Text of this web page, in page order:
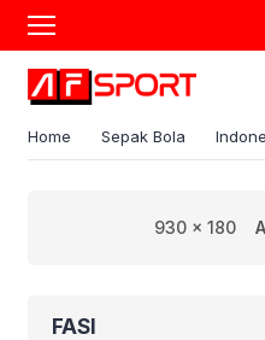
Home Sepak Bola
930 x 180
FASI